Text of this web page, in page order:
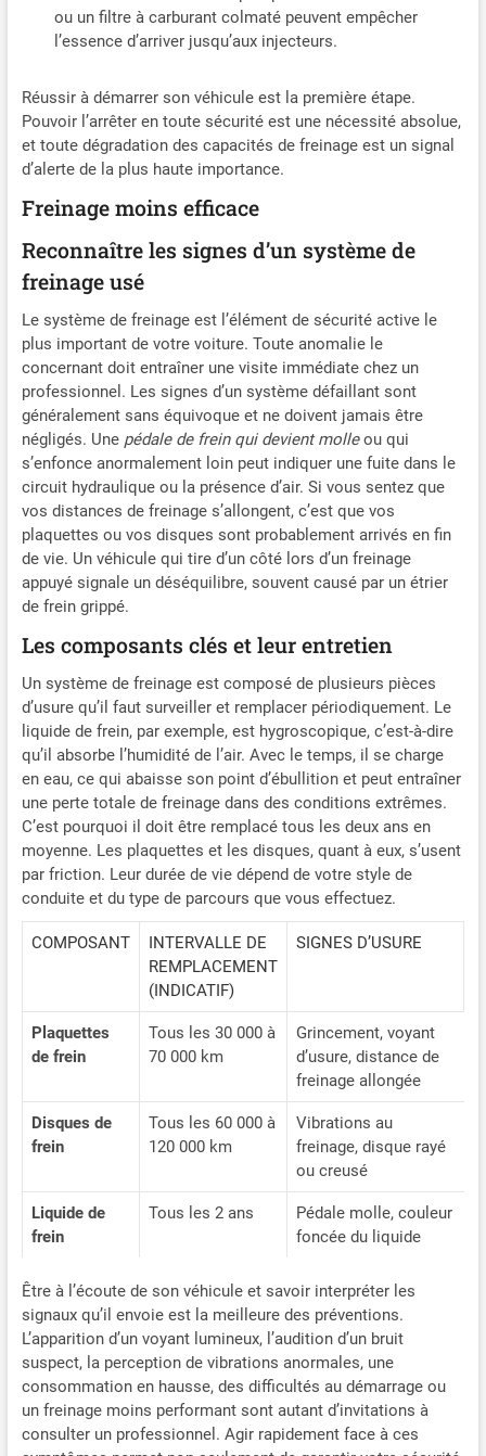
1×boîte de rangement,
1×manuel d'utilisateur(6
langues dont le français). De
utilisation pour éviter la fausse
opération. S'il y a des
problèmes avec le produit,
veuillez nous contacter à
temps.Nous offrons un retour
2 ans et un service cinq étoiles
Complet】JDMCAR Demarreur
Comprend le démarreur, pince
intelligente, câble USB, sac de
français). JDMCAR Booster
voiture garantie 2 ans incluse
pour votre tranquillité d’esprit.
De plus, veuillez lire
le moindre problème lors de
l'utilisation, veuillez nous
ou un filtre à carburant colmaté peuvent empêcher
l’essence d’arriver jusqu’aux injecteurs.
Réussir à démarrer son véhicule est la première étape.
Pouvoir l’arrêter en toute sécurité est une nécessité absolue,
et toute dégradation des capacités de freinage est un signal
d’alerte de la plus haute importance.
Freinage moins efficace
Reconnaître les signes d’un système de
freinage usé
Le système de freinage est l’élément de sécurité active le
plus important de votre voiture. Toute anomalie le
concernant doit entraîner une visite immédiate chez un
professionnel. Les signes d’un système défaillant sont
généralement sans équivoque et ne doivent jamais être
négligés. Une pédale de frein qui devient molleou qui
s’enfonce anormalement loin peut indiquer une fuite dans le
circuit hydraulique ou la présence d’air. Si vous sentez que
vos distances de freinage s’allongent, c’est que vos
plaquettes ou vos disques sont probablement arrivés en fin
de vie. Un véhicule qui tire d’un côté lors d’un freinage
appuyé signale un déséquilibre, souvent causé par un étrier
de frein grippé.
Les composants clés et leur entretien
Un système de freinage est composé de plusieurs pièces
d’usure qu’il faut surveiller et remplacer périodiquement. Le
liquide de frein, par exemple, est hygroscopique, c’est-à-dire
qu’il absorbe l’humidité de l’air. Avec le temps, il se charge
en eau, ce qui abaisse son point d’ébullition et peut entraîner
une perte totale de freinage dans des conditions extrêmes.
C’est pourquoi il doit être remplacé tous les deux ans en
moyenne. Les plaquettes et les disques, quant à eux, s’usent
par friction. Leur durée de vie dépend de votre style de
conduite et du type de parcours que vous effectuez.
COMPOSANT
INTERVALLE DE
REMPLACEMENT
(INDICATIF)
SIGNES D’USURE
Plaquettes
de frein
Tous les 30 000 à
70 000 km
Grincement, voyant
d’usure, distance de
freinage allongée
Disques de
frein
Tous les 60 000 à
120 000 km
Vibrations au
freinage, disque rayé
ou creusé
Liquide de
frein
Tous les 2 ans
Pédale molle, couleur
foncée du liquide
Être à l’écoute de son véhicule et savoir interpréter les
signaux qu’il envoie est la meilleure des préventions.
L’apparition d’un voyant lumineux, l’audition d’un bruit
suspect, la perception de vibrations anormales, une
consommation en hausse, des difficultés au démarrage ou
un freinage moins performant sont autant d’invitations à
consulter un professionnel. Agir rapidement face à ces